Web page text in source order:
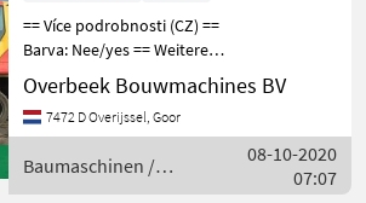
== Více podrobnosti (CZ) ==
Barva: Nee/yes == Weitere
Informationen (DE) == =
Weitere Optionen und
Zubehör = -
Weitere Informationen =
Overbeek Bouwmachines BV
7472 D Overijssel, Goor
Baumaschinen /
O&K
08-10-2020
07:07